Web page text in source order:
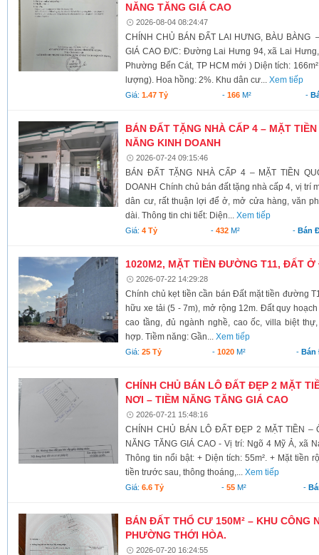
NĂNG TĂNG GIÁ CAO
2026-08-04 08:24:47
CHÍNH CHỦ BÁN ĐẤT LAI HƯNG, BÀU BÀNG
GIÁ CAO Đ/C: Đường Lai Hưng 94, xã Lai
Phường Bến Cát, TP HCM mới ) Diện tích:
lượng). Hoa hồng: 2%. Khu dân cư...Xem tiếp
Giá:1.47 Tỷ -166 M² -
BÁN ĐẤT TẶNG NHÀ CẤP 4 – MẶT
NĂNG KINH DOANH
2026-07-24 09:15:46
BÁN ĐẤT TẶNG NHÀ CẤP 4 – MẶT TIỀN
DOANH Chính chủ bán đất tặng nhà cấp 4, vị trí
dân cư, rất thuận lợi để ở, mở cửa hàng, văn
dài. Thông tin chi tiết: Diện...Xem tiếp
Giá:4 Tỷ - 432M² - Bán
1020M2, MẶT TIỀN ĐƯỜNG T11, ĐẤT
2026-07-22 14:29:28
Chính chủ kẹt tiền cần bán Đất mặt tiền đường
hữu xe tải (5 - 7m), mở rộng 12m. Đất quy
cao tầng, đủ ngành nghề, cao ốc, villa biệt
hợp. Tiềm năng: Gần...Xem tiếp
Giá:25 Tỷ -1020 M² - Bán
CHÍNH CHỦ BÁN LÔ ĐẤT ĐẸP 2 MẶT
NƠI – TIỀM NĂNG TĂNG GIÁ CAO
2026-07-21 15:48:16
CHÍNH CHỦ BÁN LÔ ĐẤT ĐẸP 2 MẶT TIỀN –
NĂNG TĂNG GIÁ CAO - Vị trí: Ngõ 4 Mỹ Ả, xã
Thông tin nổi bật: + Diện tích: 55m². + Mặt tiền
tiền trước sau, thông thoáng,...Xem tiếp
Giá:6.6 Tỷ - 55M² -
BÁN ĐẤT THỔ CƯ 150M² – KHU CÔNG
PHƯỜNG THỚI HÒA.
2026-07-20 16:24:55